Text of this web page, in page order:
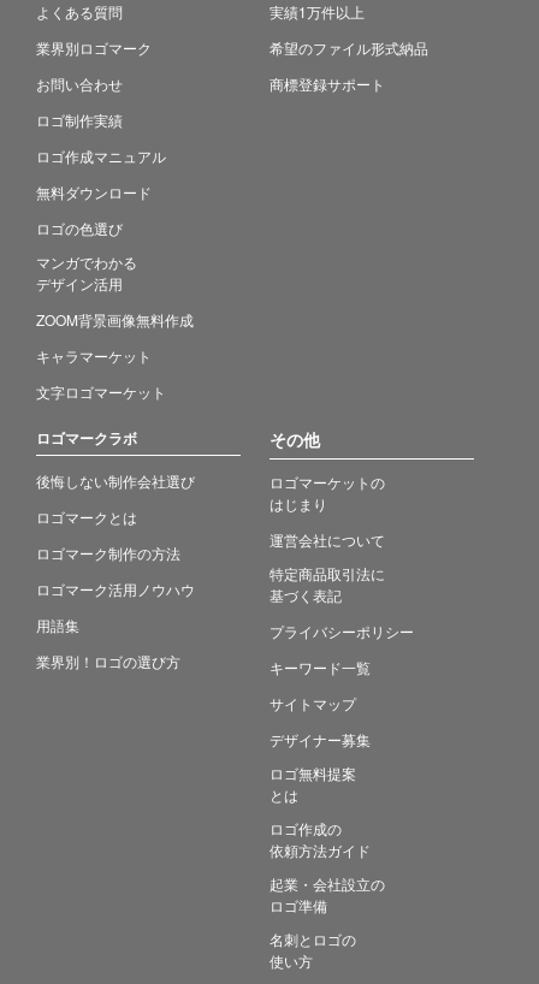
よくある質問
業界別ロゴマーク
お問い合わせ
ロゴ制作実績
ロゴ作成マニュアル
無料ダウンロード
ロゴの色選び
マンガでわかる
デザイン活用
ZOOM背景画像無料作成
キャラマーケット
文字ロゴマーケット
実績1万件以上
希望のファイル形式納品
商標登録サポート
ロゴマークラボ
後悔しない制作会社選び
ロゴマークとは
ロゴマーク制作の方法
ロゴマーク活用ノウハウ
用語集
業界別！ロゴの選び方
その他
ロゴマーケットの
はじまり
運営会社について
特定商品取引法に
基づく表記
プライバシーポリシー
キーワード一覧
サイトマップ
デザイナー募集
ロゴ無料提案
とは
ロゴ作成の
依頼方法ガイド
起業・会社設立の
ロゴ準備
名刺とロゴの
使い方